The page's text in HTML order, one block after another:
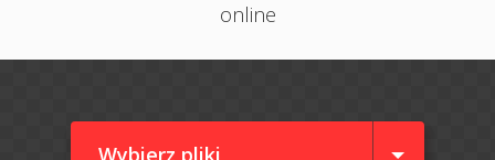
online
Wybierz pliki